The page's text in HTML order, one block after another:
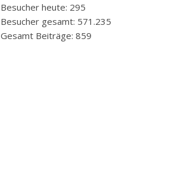
Besucher heute: 295
Besucher gesamt: 571.235
Gesamt Beiträge: 859